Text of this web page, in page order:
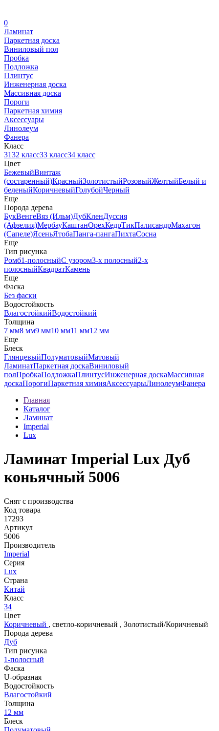
0
Ламинат
Паркетная доска
Виниловый пол
Пробка
Подложка
Плинтус
Инженерная доска
Массивная доска
Пороги
Паркетная химия
Аксессуары
Линолеум
Фанера
Класс
3132 класс33 класс34 класс
Цвет
БежевыйВинтаж
(состаренный)КрасныйЗолотистыйРозовыйЖелтыйБелый и
беленыйКоричневыйГолубойЧерный
Еще
Порода дерева
БукВенгеВяз (Ильм)ДубКленДуссия
(Афзелия)МербауКаштанОрехКедрТикПалисандрМахагон
(Сапеле)ЯсеньЯтобаПанга-пангаПихтаСосна
Еще
Тип рисунка
Ромб1-полосныйС узором3-х полосный2-х
полосныйКвадратКамень
Еще
Фаска
Без фаски
Водостойкость
ВлагостойкийВодостойкий
Толщина
7 мм8 мм9 мм10 мм11 мм12 мм
Еще
Блеск
ГлянцевыйПолуматовыйМатовый
ЛаминатПаркетная доскаВиниловый
полПробкаПодложкаПлинтусИнженерная доскаМассивная
доскаПорогиПаркетная химияАксессуарыЛинолеумФанера
Главная
Каталог
Ламинат
Imperial
Lux
Ламинат Imperial Lux Дуб
коньячный 5006
Снят с производства
Код товара
17293
Артикул
5006
Производитель
Imperial
Серия
Lux
Страна
Китай
Класс
34
Цвет
Коричневый , светло-коричневый , Золотистый/Коричневый
Порода дерева
Дуб
Тип рисунка
1-полосный
Фаска
U-образная
Водостойкость
Влагостойкий
Толщина
12 мм
Блеск